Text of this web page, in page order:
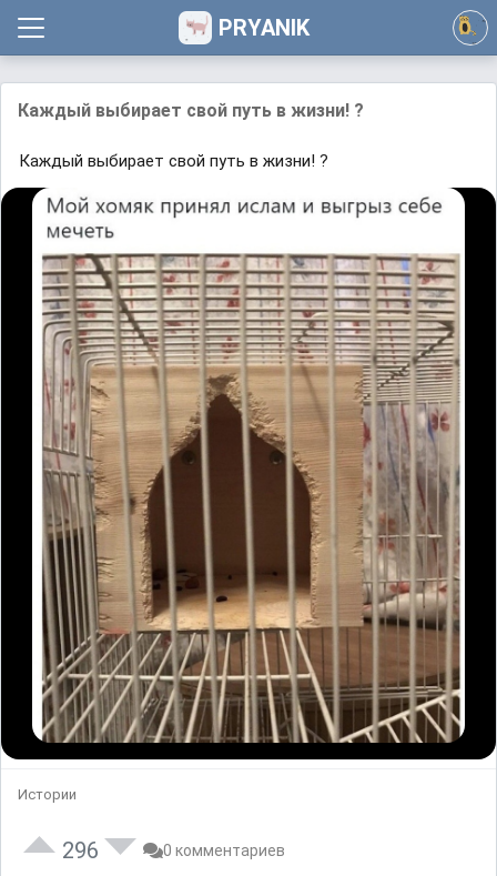
PRYANIK
Каждый выбирает свой путь в жизни! ?
Каждый выбирает свой путь в жизни! ?
Истории
296 0 комментариев